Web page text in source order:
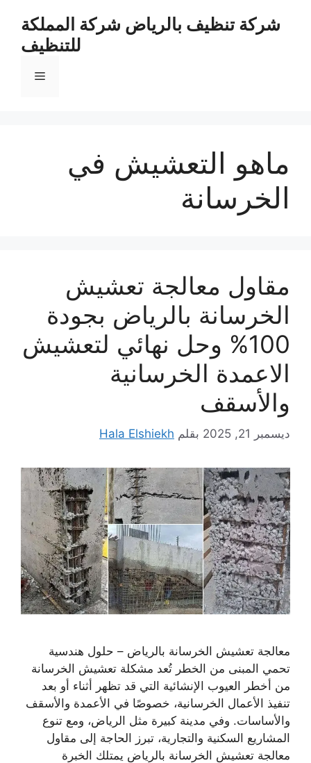
شركة تنظيف بالرياض شركة المملكة
للتنظيف
القائمة
ماهو التعشيش في
الخرسانة
مقاول معالجة تعشيش
الخرسانة بالرياض بجودة
100% وحل نهائي لتعشيش
الاعمدة الخرسانية
والأسقف
ديسمبر 21, 2025 بقلم Hala Elshiekh
معالجة تعشيش الخرسانة بالرياض – حلول هندسية
تحمي المبنى من الخطر تُعد مشكلة تعشيش الخرسانة
من أخطر العيوب الإنشائية التي قد تظهر أثناء أو بعد
تنفيذ الأعمال الخرسانية، خصوصًا في الأعمدة والأسقف
والأساسات. وفي مدينة كبيرة مثل الرياض، ومع تنوع
المشاريع السكنية والتجارية، تبرز الحاجة إلى مقاول
معالجة تعشيش الخرسانة بالرياض يمتلك الخبرة